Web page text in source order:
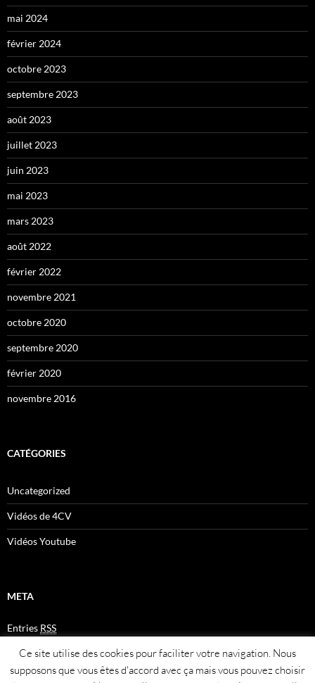
mai 2024
février 2024
octobre 2023
septembre 2023
août 2023
juillet 2023
juin 2023
mai 2023
mars 2023
août 2022
février 2022
novembre 2021
octobre 2020
septembre 2020
février 2020
novembre 2016
CATÉGORIES
Uncategorized
Vidéos de 4CV
Vidéos Youtube
META
Entries RSS
CommentsRSS
Plan du site
Ce site utilise des cookies pour faciliter votre navigation. Nous
supposons que vous êtes d'accord avec ça mais vous pouvez choisir